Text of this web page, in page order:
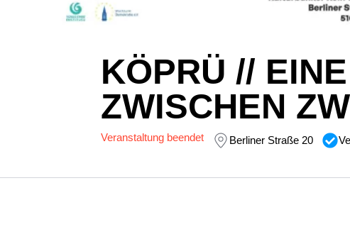
KÖPRÜ //
ZWISCHEN
Veranstaltung beendet Berliner Straße 20